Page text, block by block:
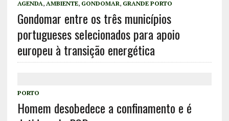
AGENDA, AMBIENTE, GONDOMAR, GRANDE PORTO
Gondomar entre os três municípios
portugueses selecionados para apoio
europeu à transição energética
PORTO
Homem desobedece a confinamento e é